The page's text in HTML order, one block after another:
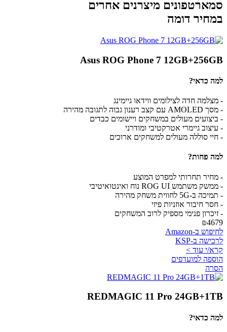
סמארטפונים מיצרנים אחרים
במחיר דומה
Asus ROG Phone 7 12GB+256GB
למה כדאי?
- מצלמה חדה לצילומים ווידאו גיימינג
- מסך AMOLED עם קצב רענון גבוה לתגובה מהירה
- ביצועים מעולים במשחקים ויישומים כבדים
- עיצוב גיימרי אטרקטיבי ומודרני
- חיי סוללה מעולים למשחקים ארוכים
למה פחות?
- מחיר תחרותי למפרט המוצע
- ממשק משתמש ROG UI נוח ואינטואיטיבי
- תמיכה ב-5G לחווית משחק מהירה
- חסר חיבור אוזניות פיזי
- זיכרון פנימי מספיק לרוב המשחקים
₪4679
לחיפוש ב-Amazon
לרכישה ב-KSP
קרא/י עוד >
הוספה למועדפים
הסרה
REDMAGIC 11 Pro 24GB+1TB
למה כדאי?